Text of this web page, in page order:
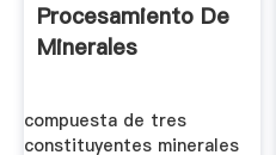
Procesamiento De
Minerales
compuesta de tres
constituyentes minerales